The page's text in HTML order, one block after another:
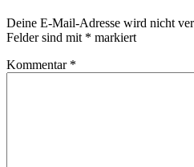
Deine E-Mail-Adresse wird nicht
Felder sind mit * markiert
Kommentar *